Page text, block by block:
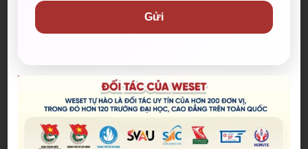
Bài viết mới nhất
Spider-Man: Brand New Day – Bộ
Gửi